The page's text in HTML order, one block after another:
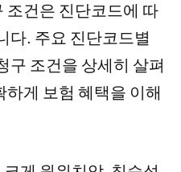
조건은 진단코드에 따
다. 주요 진단코드별
구 조건을 상세히 살펴
게 보험 혜택을 이해